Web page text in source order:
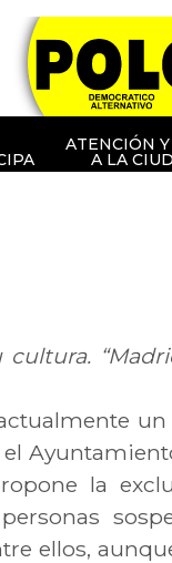
ATENCIÓN
A LA
un
la
ellos,